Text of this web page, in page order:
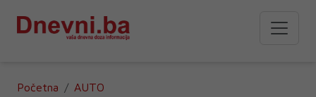
Početna
AUTO